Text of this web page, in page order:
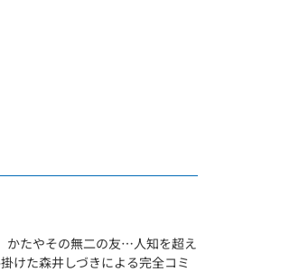
かたやその無二の友…人知を超え
けた森井しづきによる完全コミ